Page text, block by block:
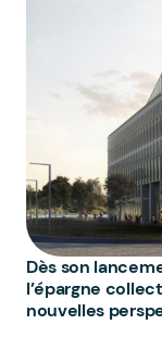
Dès son
l’épargne
nouvelles